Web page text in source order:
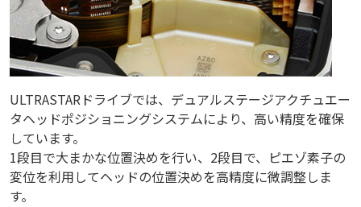
ULTRASTARドライブでは、デュアルステージアクチュエー
タヘッドポジショニングシステムにより、高い精度を確保
しています。
1段目で大まかな位置決めを行い、2段目で、ピエゾ素子の
変位を利用してヘッドの位置決めを高精度に微調整しま
す。